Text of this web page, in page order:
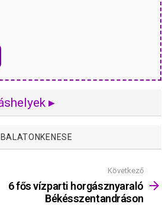
▸
Következő
6 fős vízparti horgásznyaraló
Békésszentandráson